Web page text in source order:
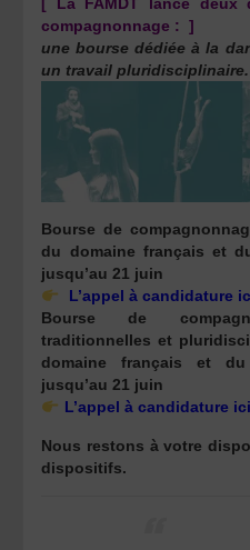
compagnonnage : ]
une bourse dédiée à la
un travail pluridisciplinaire.
Bourse de
du domaine français et
jusqu’au 21 juin
L’appel à candidature
Bourse de
traditionnelles et
domaine français et
jusqu’au 21 juin
L’appel à candidature ici
Nous restons à votre
dispositifs.